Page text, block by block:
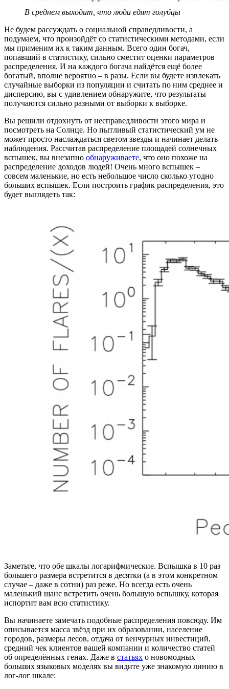
В среднем выходит, что люди едят голубцы
Не будем рассуждать о социальной справедливости, а
подумаем, что произойдёт со статистическими методами, если
мы применим их к таким данным. Всего один богач,
попавший в статистику, сильно сместит оценки параметров
распределения. И на каждого богача найдётся ещё более
богатый, вполне вероятно – в разы. Если вы будете извлекать
случайные выборки из популяции и считать по ним среднее и
дисперсию, вы с удивлением обнаружите, что результаты
получаются сильно разными от выборки к выборке.
Вы решили отдохнуть от несправедливости этого мира и
посмотреть на Солнце. Но пытливый статистический ум не
может просто наслаждаться светом звезды и начинает делать
наблюдения. Рассчитав распределение площадей солнечных
вспышек, вы внезапно обнаруживаете, что оно похоже на
распределение доходов людей! Очень много вспышек –
совсем маленькие, но есть небольшое число сколько угодно
больших вспышек. Если построить график распределения, это
будет выглядеть так:
Заметьте, что обе шкалы логарифмические. Вспышка в 10 раз
большего размера встретится в десятки (а в этом конкретном
случае – даже в сотни) раз реже. Но всегда есть очень
маленький шанс встретить очень большую вспышку, которая
испортит вам всю статистику.
Вы начинаете замечать подобные распределения повсюду. Им
описывается масса звёзд при их образовании, население
городов, размеры лесов, отдача от венчурных инвестиций,
средний чек клиентов вашей компании и количество статей
об определённых генах. Даже в статьях о новомодных
больших языковых моделях вы видите уже знакомую линию в
лог-лог шкале: